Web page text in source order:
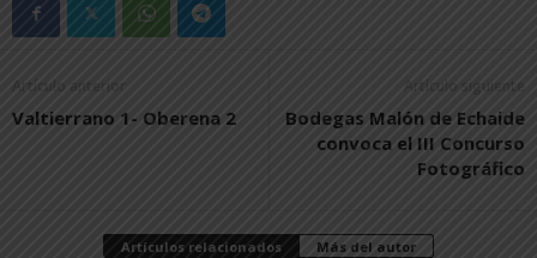
Artículo anterior
Valtierrano 1- Oberena 2
Artículo siguiente
Bodegas Malón de Echaide
convoca el III Concurso
Fotográfico
Artículos relacionados Más del autor